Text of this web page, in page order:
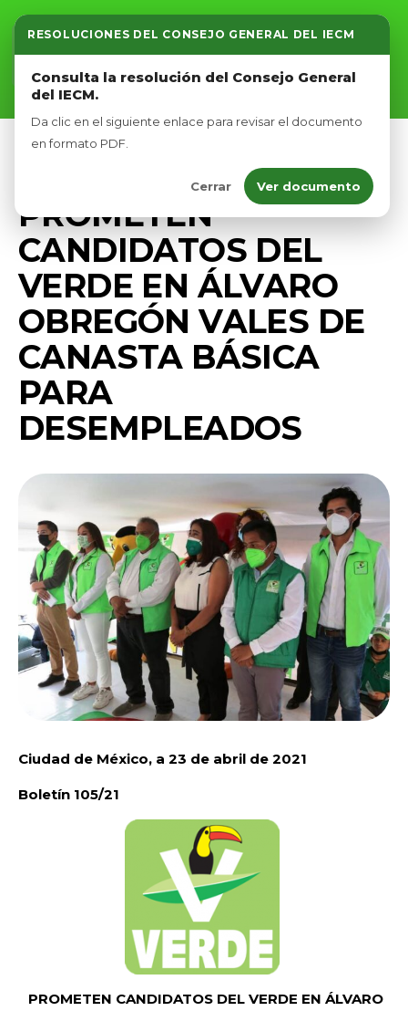
RESOLUCIONES DEL CONSEJO GENERAL DEL IECM
Consulta la resolución del Consejo General
del IECM.
Da clic en el siguiente enlace para revisar el documento
en formato PDF.
Cerrar Ver documento
Inicio
Nosotros
Afíliate
PRENSA
PROMETEN
CANDIDATOS DEL
VERDE EN ÁLVARO
OBREGÓN VALES DE
CANASTA BÁSICA
PARA
DESEMPLEADOS
Ciudad de México, a 23 de abril de 2021
Boletín 105/21
PROMETEN CANDIDATOS DEL VERDE EN ÁLVARO